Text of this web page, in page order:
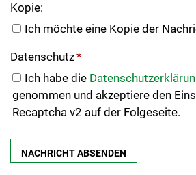
Kopie:
Ich möchte eine Kopie der
Datenschutz*
Ich habe die
genommen und akzeptiere den
Recaptcha v2 auf der Folgeseite.